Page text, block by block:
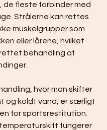
de fleste forbinder med
Strålerne kan rettes
muskelgrupper som
eller lårene, hvilket
behandling af
hvor man skifter
og koldt vand, er særligt
for sportsrestitution.
fungerer